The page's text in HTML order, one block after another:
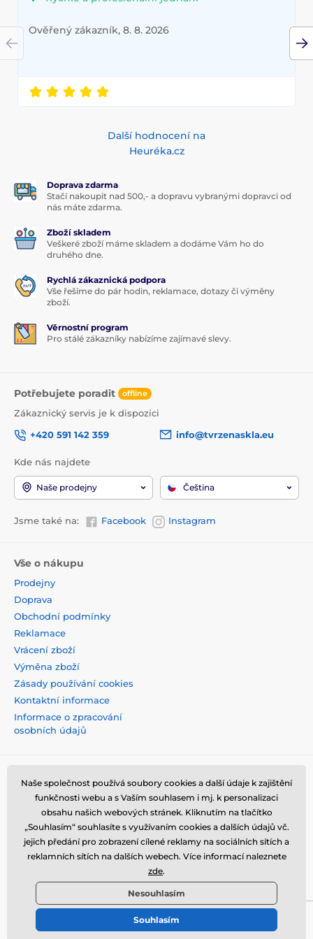
Ověřený zákazník, 8. 8. 2026
Další hodnocení na
Heuréka.cz
Doprava zdarma
Stačí nakoupit nad 500,- a dopravu vybranými dopravci od
nás máte zdarma.
Zboží skladem
Veškeré zboží máme skladem a dodáme Vám ho do
druhého dne.
Rychlá zákaznická podpora
Vše řešíme do pár hodin, reklamace, dotazy či výměny
zboží.
Věrnostní program
Pro stálé zákazníky nabízíme zajímavé slevy.
Potřebujete poradit offline
Zákaznický servis je k dispozici
+420 591 142 359
info@tvrzenaskla.eu
Kde nás najdete
Naše prodejny Čeština
Jsme také na: Facebook Instagram
Vše o nákupu
Prodejny
Doprava
Obchodní podmínky
Reklamace
Vrácení zboží
Výměna zboží
Zásady používání cookies
Kontaktní informace
Informace o zpracování
osobních údajů
© 2026 tvrzenaskla.eu ⦁ E-shop vytvořila
Naše společnost používá soubory cookies a další údaje k zajištění
funkčnosti webu a s Vaším souhlasem i mj. k personalizaci
obsahu našich webových stránek. Kliknutím na tlačítko
„Souhlasím“ souhlasíte s využívaním cookies a dalších údajů vč.
jejich předání pro zobrazení cílené reklamy na sociálních sítích a
reklamních sítích na dalších webech. Více informací naleznete
zde.
Nesouhlasím
Souhlasím